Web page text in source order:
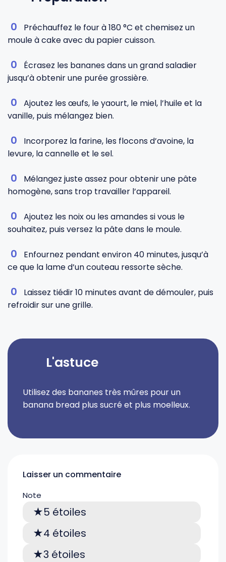
Préchauffez le four à 180 °C et chemisez un
moule à cake avec du papier cuisson.
Écrasez les bananes dans un grand saladier
jusqu’à obtenir une purée grossière.
Ajoutez les œufs, le yaourt, le miel, l’huile et la
vanille, puis mélangez bien.
Incorporez la farine, les flocons d’avoine, la
levure, la cannelle et le sel.
Mélangez juste assez pour obtenir une pâte
homogène, sans trop travailler l’appareil.
Ajoutez les noix ou les amandes si vous le
souhaitez, puis versez la pâte dans le moule.
Enfournez pendant environ 40 minutes, jusqu’à
ce que la lame d’un couteau ressorte sèche.
Laissez tiédir 10 minutes avant de démouler, puis
refroidir sur une grille.
L'astuce
Utilisez des bananes très mûres pour un
banana bread plus sucré et plus moelleux.
Laisser un commentaire
Note
5 étoiles
4 étoiles
3 étoiles